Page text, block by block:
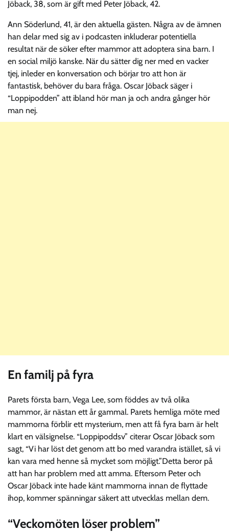
Jöback, 38, som är gift med Peter Jöback, 42.
Ann Söderlund, 41, är den aktuella gästen. Några av de ämnen
han delar med sig av i podcasten inkluderar potentiella
resultat när de söker efter mammor att adoptera sina barn. I
en social miljö kanske. När du sätter dig ner med en vacker
tjej, inleder en konversation och börjar tro att hon är
fantastisk, behöver du bara fråga. Oscar Jöback säger i
“Loppipodden” att ibland hör man ja och andra gånger hör
man nej.
En familj på fyra
Parets första barn, Vega Lee, som föddes av två olika
mammor, är nästan ett år gammal. Parets hemliga möte med
mammorna förblir ett mysterium, men att få fyra barn är helt
klart en välsignelse. “Loppipoddsv” citerar Oscar Jöback som
sagt, “Vi har löst det genom att bo med varandra istället, så vi
kan vara med henne så mycket som möjligt.”Detta beror på
att han har problem med att amma. Eftersom Peter och
Oscar Jöback inte hade känt mammorna innan de flyttade
ihop, kommer spänningar säkert att utvecklas mellan dem.
“Veckomöten löser problem”